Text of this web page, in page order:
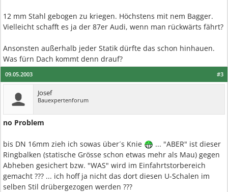
12 mm Stahl gebogen zu kriegen. Höchstens mit nem Bagger.
Vielleicht schafft es ja der 87er Audi, wenn man rückwärts fährt?
Ansonsten außerhalb jeder Statik dürfte das schon hinhauen.
Was fürn Dach kommt denn drauf?
#3
09.05.2003
Josef
Bauexpertenforum
no Problem
bis DN 16mm zieh ich sowas über´s Knie
... "ABER" ist dieser
Ringbalken (statische Grösse schon etwas mehr als Mau) gegen
Abheben gesichert bzw. "WAS" wird im Einfahrtstorbereich
gemacht ??? ... ich hoff ja nicht das dort diesen U-Schalen im
selben Stil drübergezogen werden ???